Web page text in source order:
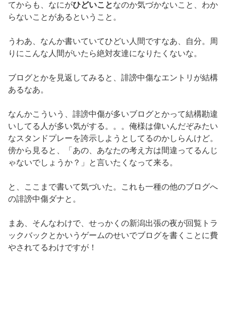
てからも、なにがひどいことなのか気づかないこと、わか
らないことがあるということ。
うわあ、なんか書いていてひどい人間ですなあ、自分。周
りにこんな人間がいたら絶対友達になりたくないな。
ブログとかを見返してみると、誹謗中傷なエントリが結構
あるなあ。
なんかこういう、誹謗中傷が多いブログとかって結構勘違
いしてる人が多い気がする。。。俺様は偉いんだぞみたい
なスタンドプレーを誇示しようとしてるのかしらんけど。
傍から見ると、「あの、あなたの考え方は間違ってるんじ
ゃないでしょうか？」と言いたくなって来る。
と、ここまで書いて気づいた。これも一種の他のブログへ
の誹謗中傷ダナと。
まあ、そんなわけで、せっかくの新潟出張の夜が回覧トラ
ックバックとかいうゲームのせいでブログを書くことに費
やされてるわけですが！